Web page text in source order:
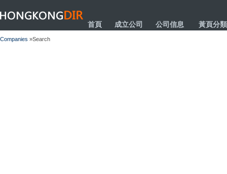
HONGKONGDIR
首頁 成立公司 公司信息 黃頁分類
Companies »Search